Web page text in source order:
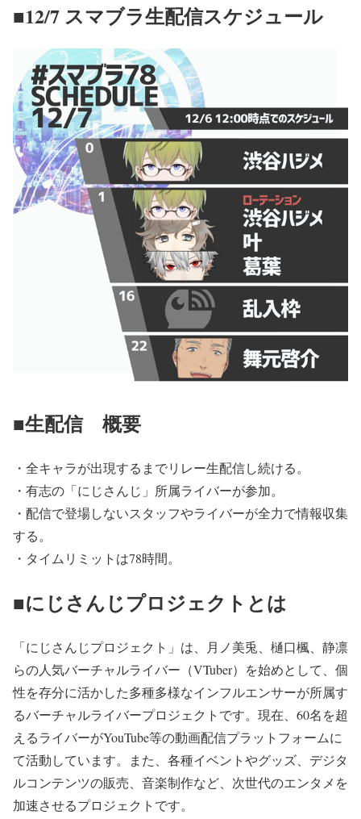
■12/7 スマブラ生配信スケジュール
■生配信 概要
・全キャラが出現するまでリレー生配信し続ける。
・有志の「にじさんじ」所属ライバーが参加。
・配信で登場しないスタッフやライバーが全力で情報収集
する。
・タイムリミットは78時間。
■にじさんじプロジェクトとは
「にじさんじプロジェクト」は、月ノ美兎、樋口楓、静凛
らの人気バーチャルライバー（VTuber）を始めとして、個
性を存分に活かした多種多様なインフルエンサーが所属す
るバーチャルライバープロジェクトです。現在、60名を超
えるライバーがYouTube等の動画配信プラットフォームに
て活動しています。また、各種イベントやグッズ、デジタ
ルコンテンツの販売、音楽制作など、次世代のエンタメを
加速させるプロジェクトです。